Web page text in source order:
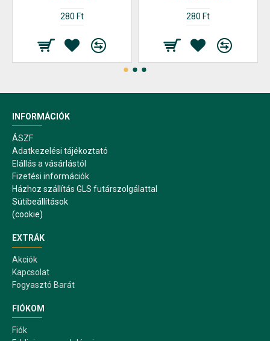
280 Ft 280 Ft
INFORMÁCIÓK
ÁSZF
Adatkezelési tájékoztató
Elállás a vásárlástól
Fizetési információk
Házhoz szállítás GLS futárszolgálattal
Sütibeállítások
(cookie)
EXTRÁK
Akciók
Kapcsolat
Fogyasztó Barát
FIÓKOM
Fiók